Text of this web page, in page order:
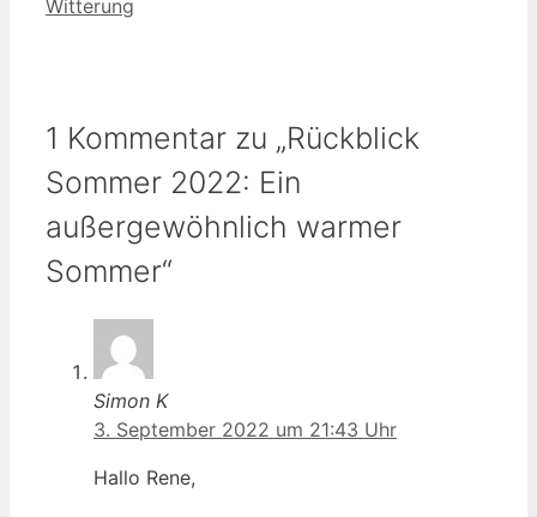
Witterung
1 Kommentar zu „Rückblick
Sommer 2022: Ein
außergewöhnlich warmer
Sommer“
Simon K
3. September 2022 um 21:43 Uhr
Hallo Rene,